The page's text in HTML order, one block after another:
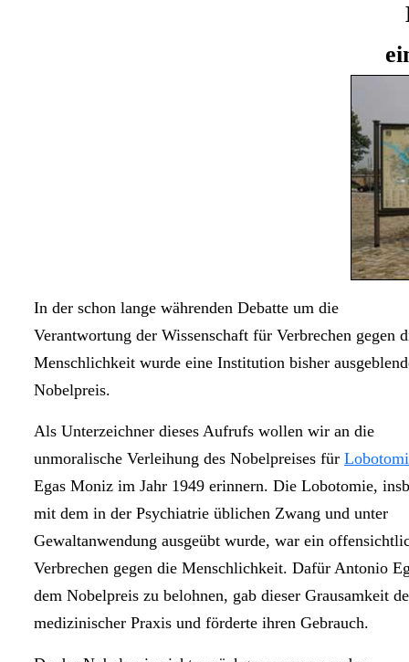
In der schon lange währenden Debatte um die
Verantwortung der Wissenschaft für Verbrechen gegen
Menschlichkeit wurde eine Institution bisher
Nobelpreis.
Als Unterzeichner dieses Aufrufs wollen wir an die
unmoralische Verleihung des Nobelpreises für
Egas Moniz im Jahr 1949 erinnern. Die Lobotomie,
mit dem in der Psychiatrie üblichen Zwang und unter
Gewaltanwendung ausgeübt wurde, war ein
Verbrechen gegen die Menschlichkeit. Dafür Antonio
dem Nobelpreis zu belohnen, gab dieser Grausamkeit
medizinischer Praxis und förderte ihren Gebrauch.